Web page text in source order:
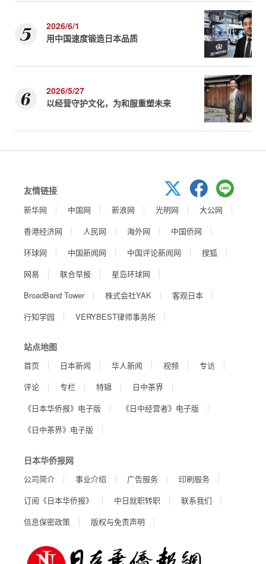
2026/6/1
用中国速度锻造日本品质
2026/5/27
以经营守护文化，为和服重塑未来
友情链接
新华网 中国网 新浪网 光明网
大公网
香港经济网
人民网 海外网
中国侨网
环球网
中国新闻网 中国评论新闻网
搜狐
网易
联合早报
星岛环球网
BroadBand Tower
株式会社YAK
客观日本
行知学园
VERYBEST律师事务所
站点地图
首页 日本新闻 华人新闻 视频
专访
评论
专栏 特辑
日中茶界
《日本华侨报》电子版
《日中经营者》电子版
《日中茶界》电子版
日本华侨报网
公司简介 事业介绍 广告服务
印刷服务
订阅《日本华侨报》
中日就职转职
联系我们
信息保密政策
版权与免责声明